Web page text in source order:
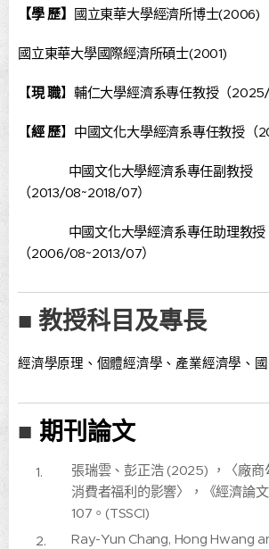
【學 歷】 國立東華大學經濟所博士(2006)
國立東華大學國際經濟所碩士(2001)
【現 職】 輔仁大學經濟系專任教授（2025/
【經 歷】 中國文化大學經濟系專任教授（
中國文化大學經濟系專任副教授
（2013/08~2018/07）
中國文化大學經濟系專任助理教授
（2006/08~2013/07）
■ 教授科目及專長
經濟學原理、個體經濟學、產業經濟學、
■ 期刊論文
張瑞雲、彭正浩 (2025) ，〈廠商
消費者福利的影響〉，《經濟論
107。(TSSCI)
Ray-Yun Chang, Hong Hwang